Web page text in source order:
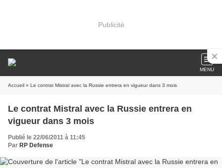
Publicité
MENU
Accueil » Le contrat Mistral avec la Russie entrera en vigueur dans 3 mois
Le contrat Mistral avec la Russie entrera en
vigueur dans 3 mois
Publié le 22/06/2011 à 11:45
Par RP Defense